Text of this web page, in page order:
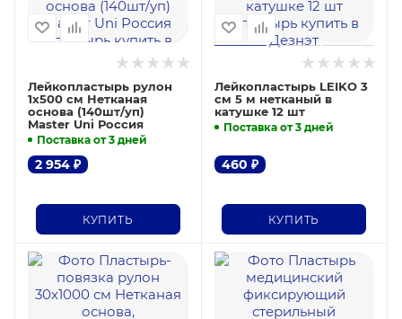
Лейкопластырь рулон
1х500 см Нетканая
основа (140шт/уп)
Master Uni Россия
Поставка от 3 дней
2 954 ₽
КУПИТЬ
Лейкопластырь LEIKO 3
см 5 м нетканый в
катушке 12 шт
Поставка от 3 дней
460 ₽
КУПИТЬ